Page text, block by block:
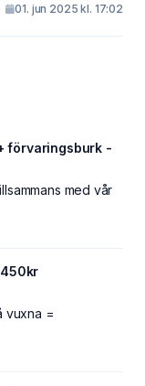
01. jun 2025 kl. 17:02
+ förvaringsburk -
med vår
vuxna =